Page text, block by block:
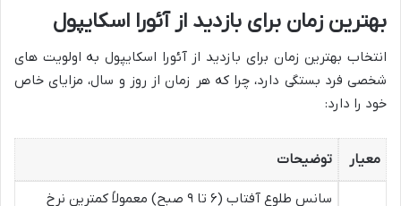
بهترین زمان برای بازدید از آئورا اسکایپول
انتخاب بهترین زمان برای بازدید از آئورا اسکایپول به اولویت های
شخصی فرد بستگی دارد، چرا که هر زمان از روز و سال، مزایای خاص
خود را دارد:
معیار توضیحات
سانس طلوع آفتاب (۶ تا ۹ صبح) معمولاً کمترین نرخ